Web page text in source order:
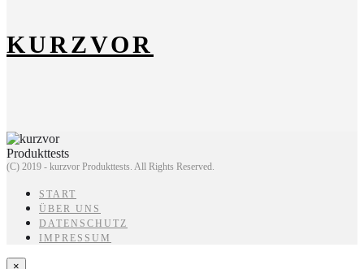
KURZVOR
(C) 2019 - kurzvor Produkttests. All Rights Reserved.
START
ÜBER UNS
DATENSCHUTZ
IMPRESSUM
×